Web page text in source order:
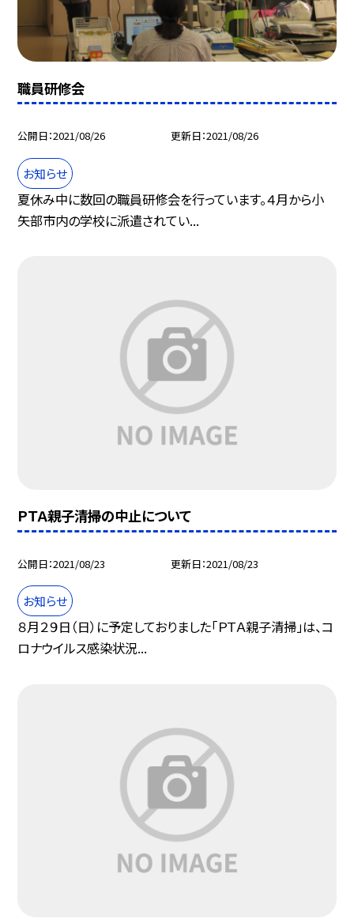
職員研修会
公開日 2021/08/26 更新日 2021/08/26
お知らせ
夏休み中に数回の職員研修会を行っています。４月から小
矢部市内の学校に派遣されてい...
ＰＴＡ親子清掃の中止について
公開日 2021/08/23 更新日 2021/08/23
お知らせ
８月２９日（日）に予定しておりました「ＰＴＡ親子清掃」は、コ
ロナウイルス感染状況...